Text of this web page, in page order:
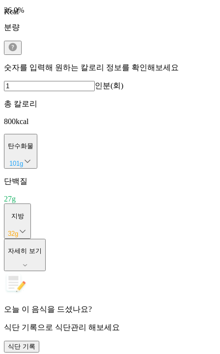
Kcal
36.0%
분량
숫자를 입력해 원하는 칼로리 정보를 확인해보세요
인분(회)
총 칼로리
800kcal
탄수화물
101g
단백질
27g
지방
32g
자세히 보기
오늘 이 음식을 드셨나요?
식단 기록으로 식단관리 해보세요
식단 기록